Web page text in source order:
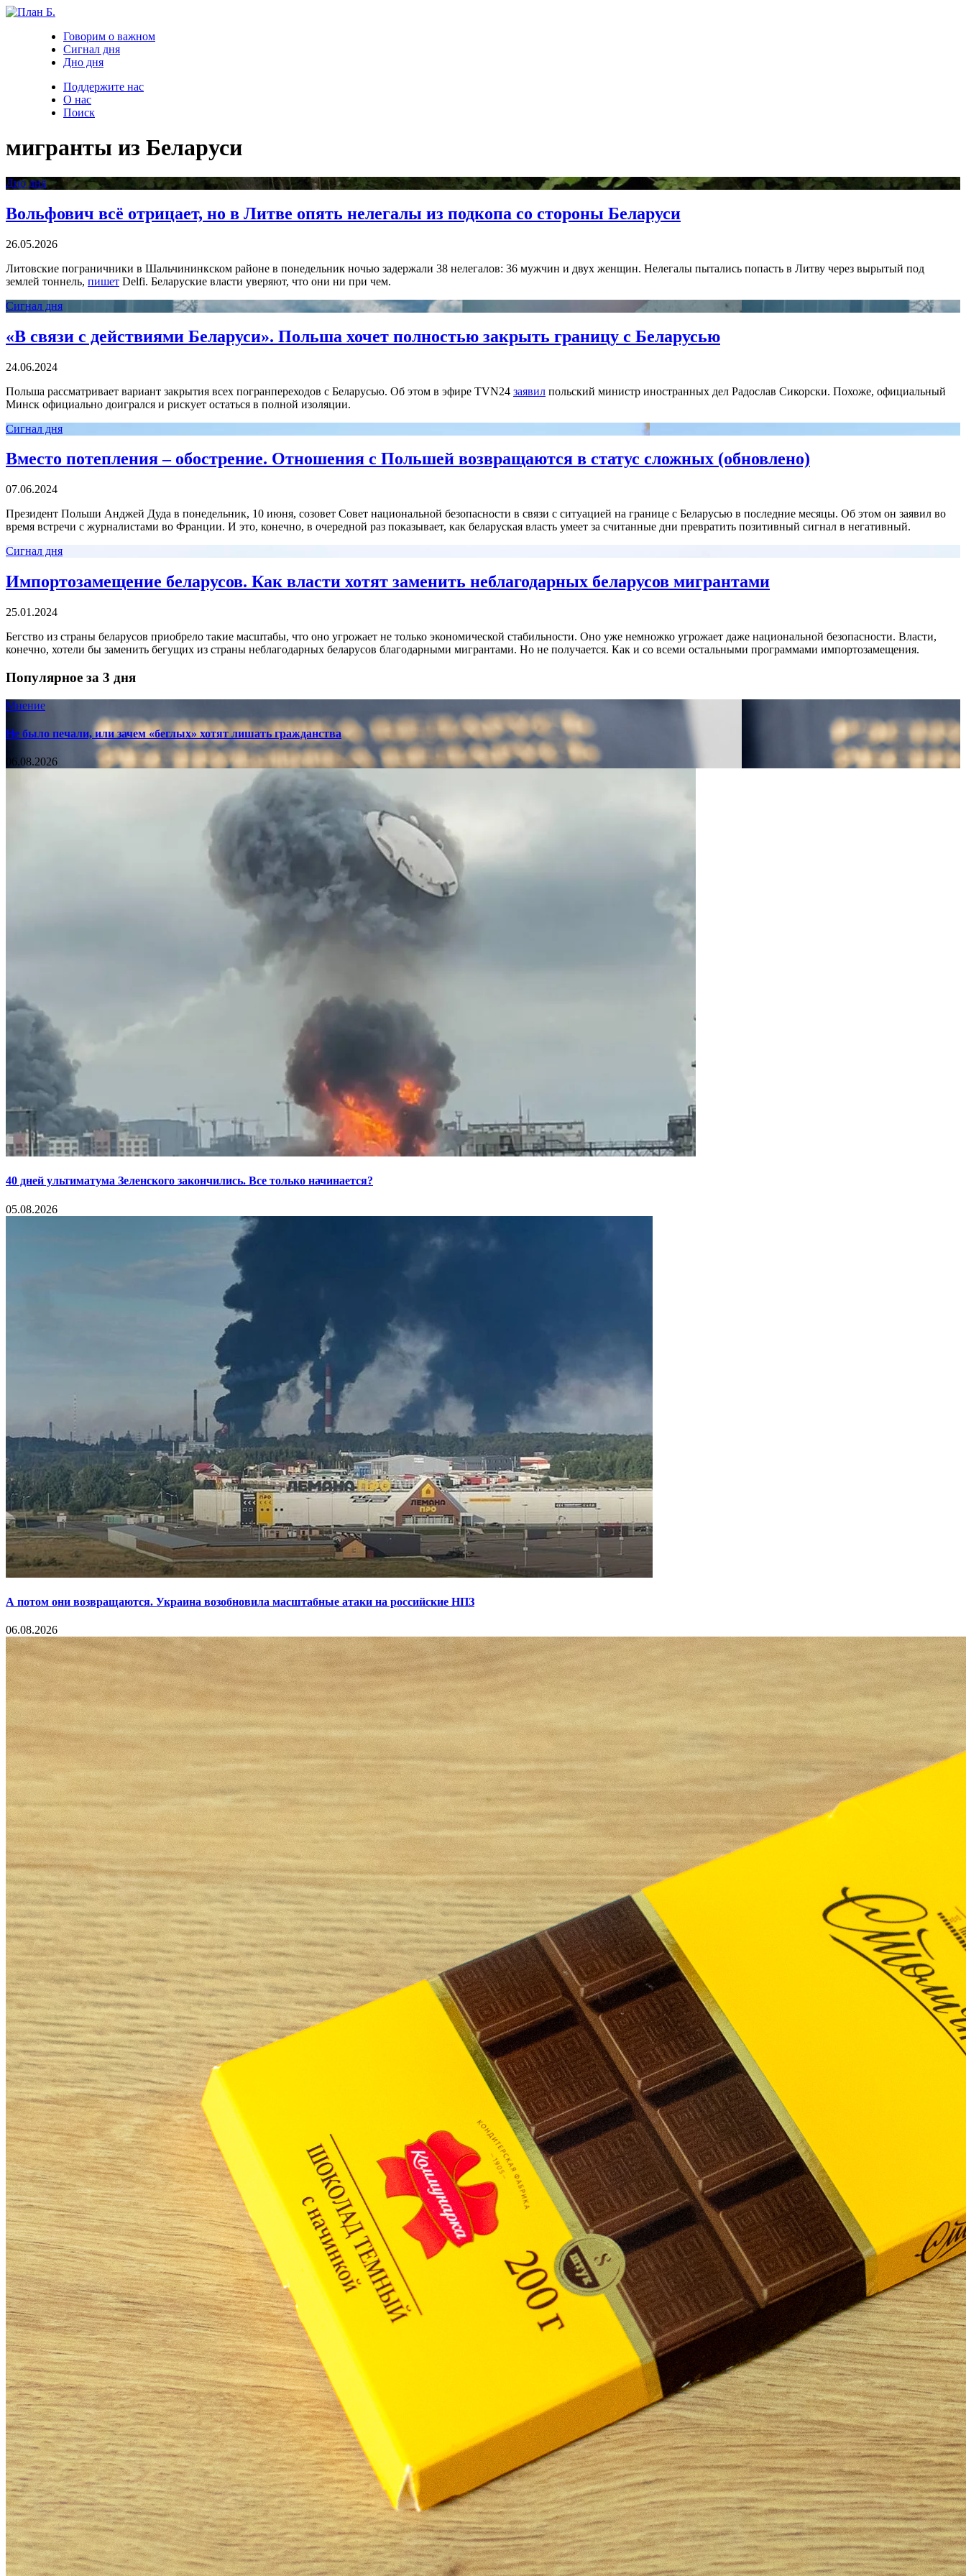
Говорим о важном
Сигнал дня
Дно дня
Поддержите нас
О нас
Поиск
мигранты из Беларуси
Дно дня
Вольфович всё отрицает, но в Литве опять нелегалы из подкопа со стороны Беларуси
26.05.2026
Литовские пограничники в Шальчининкском районе в понедельник ночью задержали 38 нелегалов: 36 мужчин и двух женщин. Нелегалы пытались попасть в Литву через вырытый под
землей тоннель, пишет Delfi. Беларуские власти уверяют, что они ни при чем.
Сигнал дня
«В связи с действиями Беларуси». Польша хочет полностью закрыть границу с Беларусью
24.06.2024
Польша рассматривает вариант закрытия всех погранпереходов с Беларусью. Об этом в эфире TVN24 заявил польский министр иностранных дел Радослав Сикорски. Похоже, официальный
Минск официально доигрался и рискует остаться в полной изоляции.
Сигнал дня
Вместо потепления – обострение. Отношения с Польшей возвращаются в статус сложных (обновлено)
07.06.2024
Президент Польши Анджей Дуда в понедельник, 10 июня, созовет Совет национальной безопасности в связи с ситуацией на границе с Беларусью в последние месяцы. Об этом он заявил во
время встречи с журналистами во Франции. И это, конечно, в очередной раз показывает, как беларуская власть умеет за считанные дни превратить позитивный сигнал в негативный.
Сигнал дня
Импортозамещение беларусов. Как власти хотят заменить неблагодарных беларусов мигрантами
25.01.2024
Бегство из страны беларусов приобрело такие масштабы, что оно угрожает не только экономической стабильности. Оно уже немножко угрожает даже национальной безопасности. Власти,
конечно, хотели бы заменить бегущих из страны неблагодарных беларусов благодарными мигрантами. Но не получается. Как и со всеми остальными программами импортозамещения.
Популярное за 3 дня
Мнение
Не было печали, или зачем «беглых» хотят лишать гражданства
06.08.2026
40 дней ультиматума Зеленского закончились. Все только начинается?
05.08.2026
А потом они возвращаются. Украина возобновила масштабные атаки на российские НПЗ
06.08.2026